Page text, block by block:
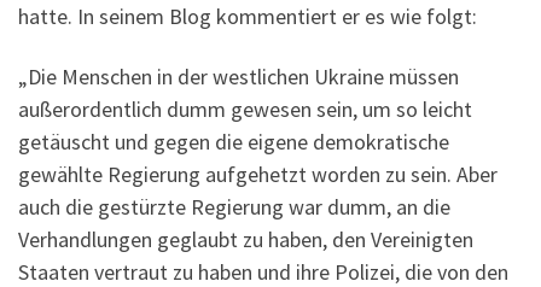
hatte. In seinem Blog kommentiert er es wie folgt:
„Die Menschen in der westlichen Ukraine müssen
außerordentlich dumm gewesen sein, um so leicht
getäuscht und gegen die eigene demokratische
gewählte Regierung aufgehetzt worden zu sein. Aber
auch die gestürzte Regierung war dumm, an die
Verhandlungen geglaubt zu haben, den Vereinigten
Staaten vertraut zu haben und ihre Polizei, die von den